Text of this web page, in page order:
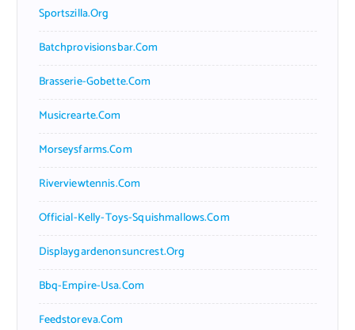
Sportszilla.org
Batchprovisionsbar.com
Brasserie-Gobette.com
Musicrearte.com
Morseysfarms.com
Riverviewtennis.com
Official-Kelly-Toys-Squishmallows.com
Displaygardenonsuncrest.org
Bbq-Empire-Usa.com
Feedstoreva.com